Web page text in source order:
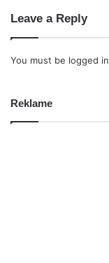
Leave a Reply
You must be logged in
Reklame